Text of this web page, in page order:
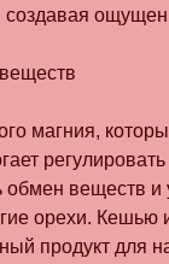
создавая
магния,
обмен веществ
орехи.
продукт для